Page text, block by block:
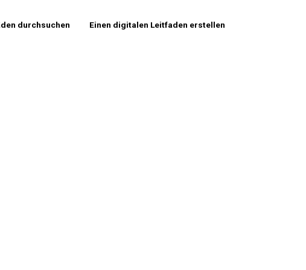
durchsuchen Einen digitalen Leitfaden erstellen